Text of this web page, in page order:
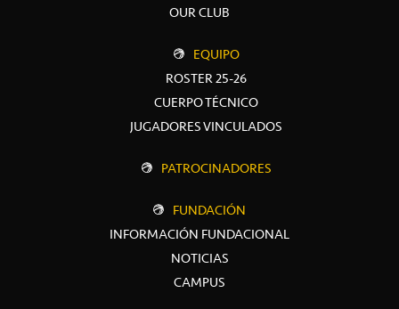
OUR CLUB
EQUIPO
ROSTER 25-26
CUERPO TÉCNICO
JUGADORES VINCULADOS
PATROCINADORES
FUNDACIÓN
INFORMACIÓN FUNDACIONAL
NOTICIAS
CAMPUS